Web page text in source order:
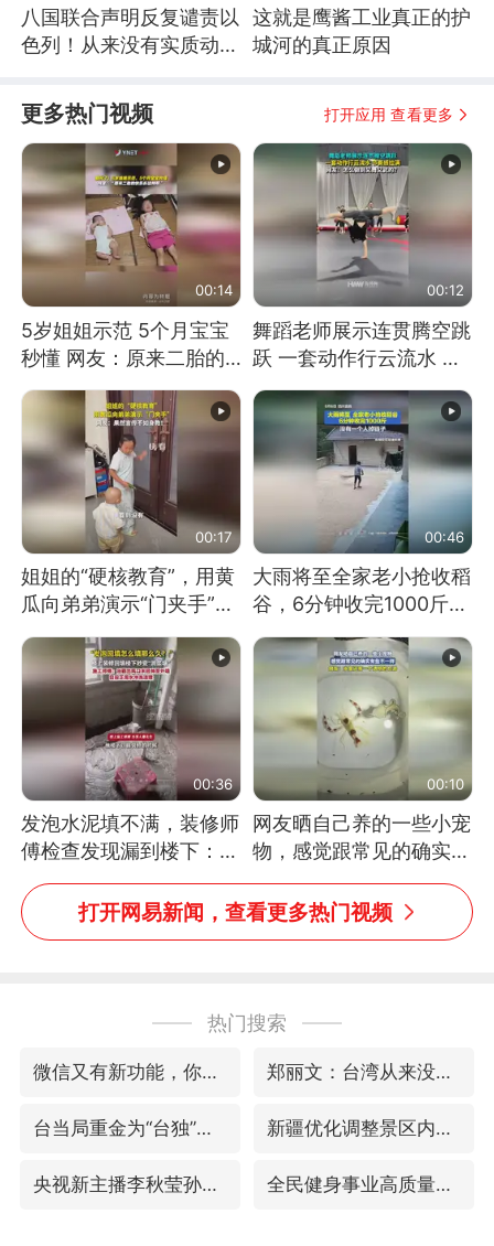
八国联合声明反复谴责以
色列！从来没有实质动
这就是鹰酱工业真正的护
城河的真正原因
更多热门视频 打开应用 查看更多
00:14
5岁姐姐示范 5个月宝宝
秒懂 网友：原来二胎的
快乐长这样
00:12
舞蹈老师展示连贯腾空跳
跃 一套动作行云流水 节
奏感拉满 网友：怎么做
到又舞又武的？
00:17
姐姐的“硬核教育”，用黄
瓜向弟弟演示“门夹手”，
网友：果然言传不如身
教！
00:46
大雨将至全家老小抢收稻
谷，6分钟收完1000斤，
没有一个人掉链子
00:36
发泡水泥填不满，装修师
傅检查发现漏到楼下：出
风口未延伸到外墙
00:10
网友晒自己养的一些小宠
物，感觉跟常见的确实有
些不一样
打开网易新闻，查看更多热门视频
热门搜索
微信又有新功能，你可以“撤回”你的撤回了！ 郑丽文：台湾从来没有“独立”过
台当局重金为“台独”织“皇帝新衣” 新疆优化调整景区内自驾服务费
央视新主播李秋莹孙亚鹏亮相 全民健身事业高质量发展